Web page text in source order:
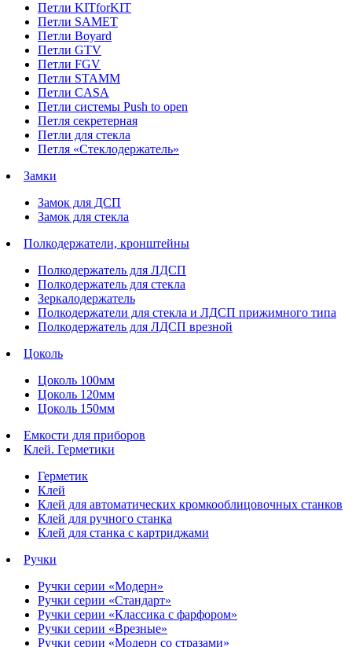
Петли KITforKIT
Петли SAMET
Петли Boyard
Петли GTV
Петли FGV
Петли STAMM
Петли CASA
Петли системы Push to open
Петля секретерная
Петли для стекла
Петля «Стеклодержатель»
Замки
Замок для ДСП
Замок для стекла
Полкодержатели, кронштейны
Полкодержатель для ЛДСП
Полкодержатель для стекла
Зеркалодержатель
Полкодержатели для стекла и ЛДСП прижимного типа
Полкодержатель для ЛДСП врезной
Цоколь
Цоколь 100мм
Цоколь 120мм
Цоколь 150мм
Емкости для приборов
Клей. Герметики
Герметик
Клей
Клей для автоматических кромкооблицовочных станков
Клей для ручного станка
Клей для станка с картриджами
Ручки
Ручки серии «Модерн»
Ручки серии «Стандарт»
Ручки серии «Классика с фарфором»
Ручки серии «Врезные»
Ручки серии «Модерн со стразами»